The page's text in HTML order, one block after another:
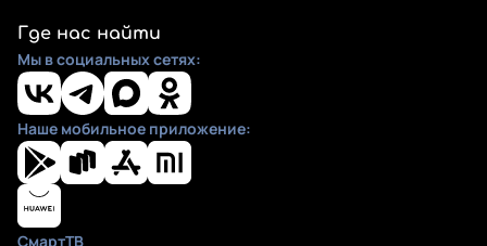
Где нас найти
Мы в социальных сетях:
Наше мобильное приложение:
СмартТВ